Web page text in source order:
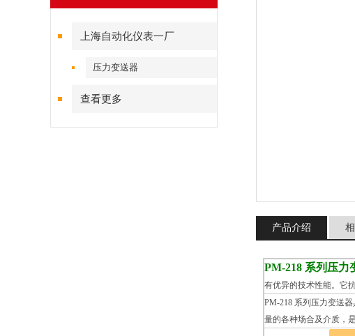
上海自动化仪表一厂
压力变送器
查看更多
产品介绍
PM-218 系列压力
有优异的技术性能。它
PM-218 系列压力变送
量的各种场合及介质，